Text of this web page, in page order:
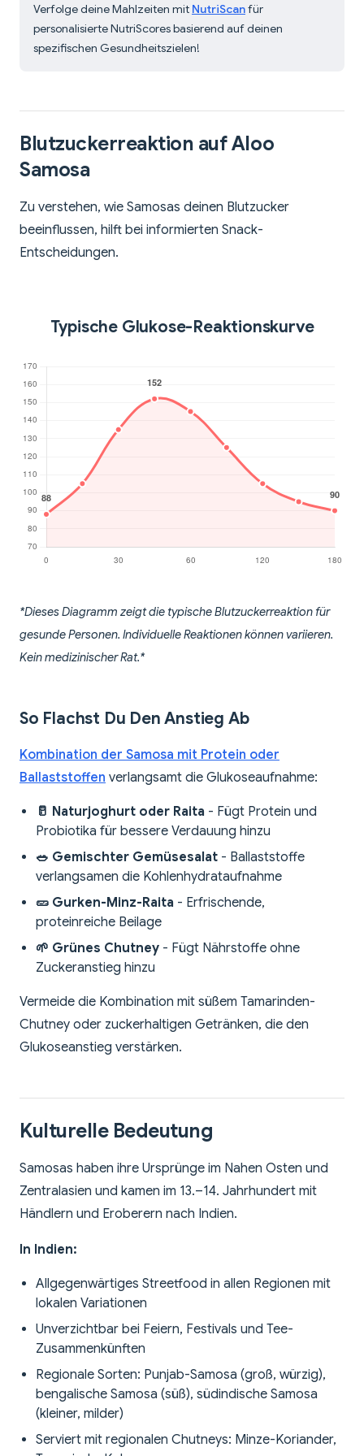
Verfolge deine Mahlzeiten mit NutriScanfür
personalisierte NutriScores basierend auf deinen
spezifischen Gesundheitszielen!
Blutzuckerreaktion auf Aloo
Samosa
Zu verstehen, wie Samosas deinen Blutzucker
beeinflussen, hilft bei informierten Snack-
Entscheidungen.
Typische Glukose-Reaktionskurve
*Dieses Diagramm zeigt die typische Blutzuckerreaktion für
gesunde Personen. Individuelle Reaktionen können variieren.
Kein medizinischer Rat.*
So Flachst Du Den Anstieg Ab
Kombination der Samosa mit Protein oder
Ballaststoffen verlangsamt die Glukoseaufnahme:
🥛 Naturjoghurt oder Raita - Fügt Protein und
Probiotika für bessere Verdauung hinzu
🥗 Gemischter Gemüsesalat - Ballaststoffe
verlangsamen die Kohlenhydrataufnahme
🥒 Gurken-Minz-Raita - Erfrischende,
proteinreiche Beilage
🌱 Grünes Chutney - Fügt Nährstoffe ohne
Zuckeranstieg hinzu
Vermeide die Kombination mit süßem Tamarinden-
Chutney oder zuckerhaltigen Getränken, die den
Glukoseanstieg verstärken.
Kulturelle Bedeutung
Samosas haben ihre Ursprünge im Nahen Osten und
Zentralasien und kamen im 13.–14. Jahrhundert mit
Händlern und Eroberern nach Indien.
In Indien:
Allgegenwärtiges Streetfood in allen Regionen mit
lokalen Variationen
Unverzichtbar bei Feiern, Festivals und Tee-
Zusammenkünften
Regionale Sorten: Punjab-Samosa (groß, würzig),
bengalische Samosa (süß), südindische Samosa
(kleiner, milder)
Serviert mit regionalen Chutneys: Minze-Koriander,